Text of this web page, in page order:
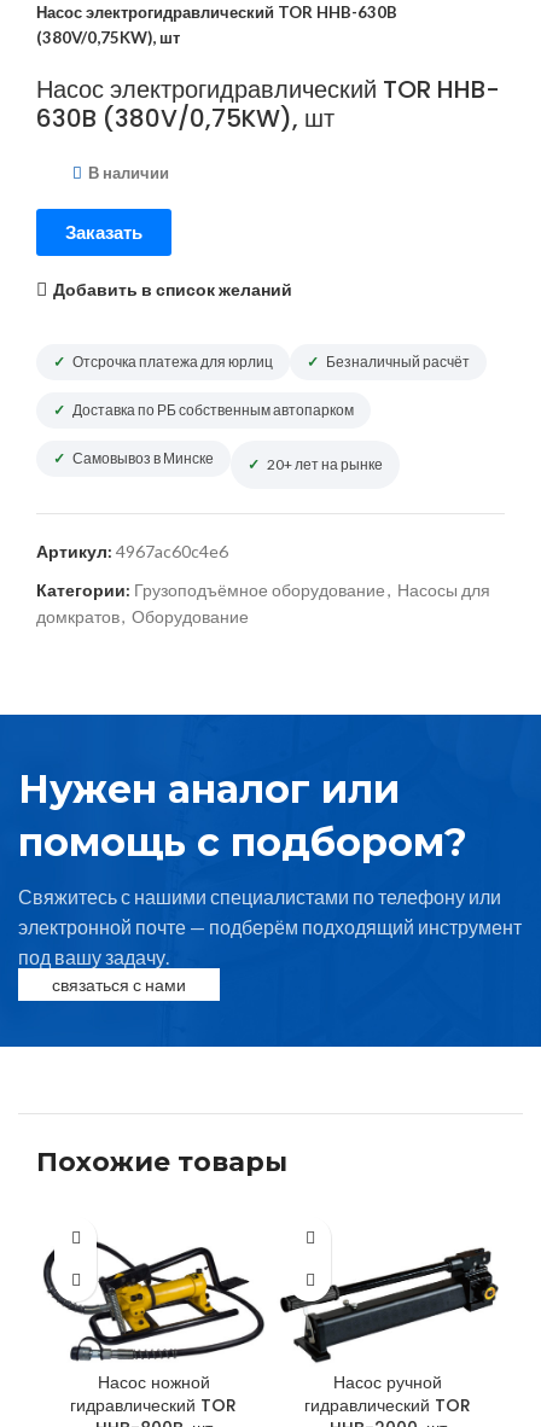
Насос электрогидравлический TOR HHB-630B
(380V/0,75KW), шт
Насос электрогидравлический TOR HHB-
630B (380V/0,75KW), шт
В наличии
Заказать
Добавить в список желаний
Отсрочка платежа для юрлиц Безналичный расчёт
Доставка по РБ собственным автопарком
Самовывоз в Минске 20+ лет на рынке
Артикул: 4967ac60c4e6
Категории: Грузоподъёмное оборудование, Насосы для
домкратов, Оборудование
Нужен аналог или
помощь с подбором?
Свяжитесь с нашими специалистами по телефону или
электронной почте — подберём подходящий инструмент
под вашу задачу.
связаться с нами
Похожие товары
Насос ножной
гидравлический TOR
Насос ручной
гидравлический TOR